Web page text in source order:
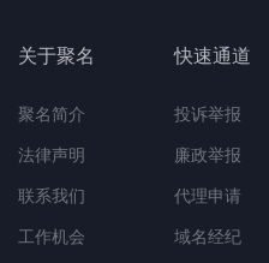
关于聚名
聚名简介
法律声明
联系我们
工作机会
快速通道
投诉举报
廉政举报
代理申请
域名经纪